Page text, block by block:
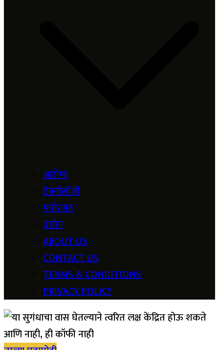
आरोग्य
टेक्नॉलॉजी
मनोरंजन
उद्योग
ABOUT US
CONTACT US
TERMS & CONDITIONS
PRIVACY POLICY